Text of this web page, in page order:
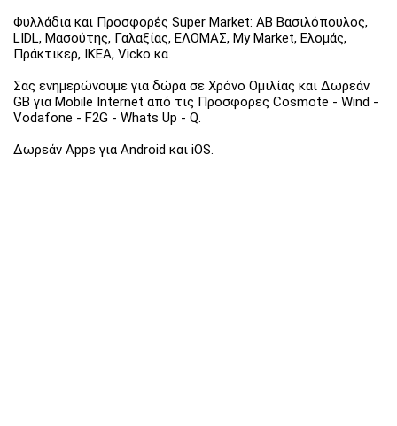
Φυλλάδια και Προσφορές Super Market: ΑΒ Βασιλόπουλος,
LIDL, Μασούτης, Γαλαξίας, ΕΛΟΜΑΣ, My Market, Ελομάς,
Πράκτικερ, ΙΚΕΑ, Vicko κα.
Σας ενημερώνουμε για δώρα σε Χρόνο Ομιλίας και Δωρεάν
GB για Mobile Internet από τις Προσφορες Cosmote - Wind -
Vodafone - F2G - Whats Up - Q.
Δωρεάν Apps για Android και iOS.